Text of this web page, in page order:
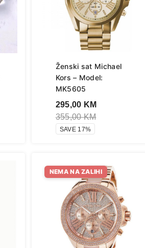
Ženski sat Michael
Kors – Model:
MK5605
295,00 KM
355,00KM
SAVE 17%
NEMA NA ZALIHI